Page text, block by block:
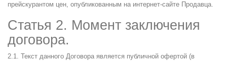
прейскурантом цен, опубликованным на интернет-сайте Продавца.
Статья 2. Момент заключения
договора.
2.1. Текст данного Договора является публичной офертой (в